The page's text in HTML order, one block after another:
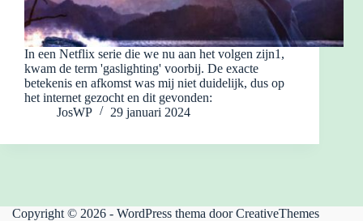
In een Netflix serie die we nu aan het volgen zijn1,
kwam de term 'gaslighting' voorbij. De exacte
betekenis en afkomst was mij niet duidelijk, dus op
het internet gezocht en dit gevonden:
JosWP
29 januari 2024
Copyright © 2026 - WordPress thema doorCreativeThemes